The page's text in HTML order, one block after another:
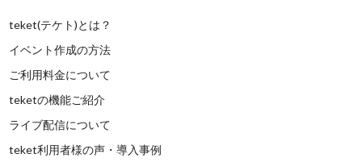
teket(テケト)とは？
イベント作成の方法
ご利用料金について
teketの機能ご紹介
ライブ配信について
teket利用者様の声・導入事例